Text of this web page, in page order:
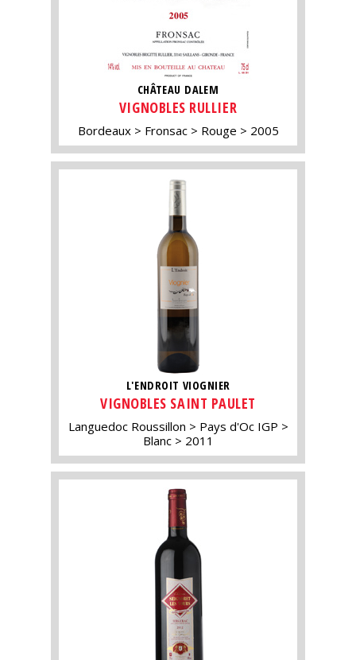
CHÂTEAU DALEM
VIGNOBLES RULLIER
Bordeaux Fronsac Rouge 2005
L'ENDROIT VIOGNIER
VIGNOBLES SAINT PAULET
Languedoc Roussillon
Pays d'Oc IGP
Blanc
2011